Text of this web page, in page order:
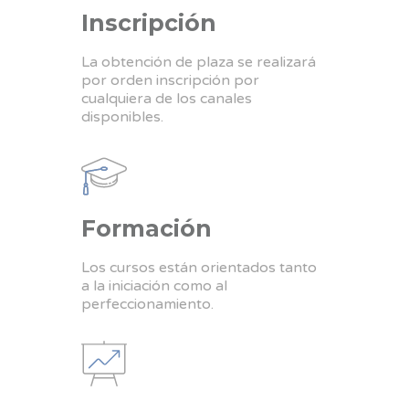
Inscripción
La obtención de plaza se realizará
por orden inscripción por
cualquiera de los canales
disponibles.
Formación
Los cursos están orientados tanto
a la iniciación como al
perfeccionamiento.